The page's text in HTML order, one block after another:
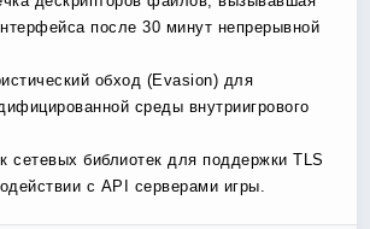
после 30 минут непрерывной
обход (Evasion) для
среды внутриигрового
сетевых библиотек для поддержки TLS
с API серверами игры.